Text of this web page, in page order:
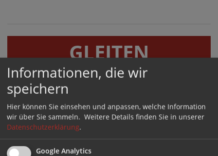
GLEITEN
GERÄUSCHHEMMEND UND BODENSCHONEND
Informationen, die wir
speichern
Hier können Sie einsehen und anpassen, welche Information
wir über Sie sammeln. Weitere Details finden Sie in unserer
Datenschutzerklärung.
Google Analytics